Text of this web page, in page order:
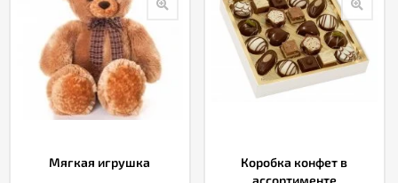
Мягкая игрушка
Коробка конфет в
ассортименте